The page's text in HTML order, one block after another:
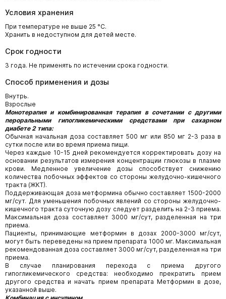
Условия хранения
При температуре не выше 25 °С.
Хранить в недоступном для детей месте.
Срок годности
3 года. Не применять по истечении срока годности.
Способ применения и дозы
Внутрь.
Взрослые
Монотерапия и комбинированная терапия в сочетании с другими
пероральными гипогликемическими средствами при сахарном
диабете 2 типа:
Обычная начальная доза составляет 500 мг или 850 мг 2-3 раза в
сутки после или во время приема пищи.
Через каждые 10-15 дней рекомендуется корректировать дозу на
основании результатов измерения концентрации глюкозы в плазме
крови. Медленное увеличение дозы способствует снижению
количества побочных эффектов со стороны желудочно-кишечного
тракта (ЖКТ).
Поддерживающая доза метформина обычно составляет 1500-2000
мг/сут. Для уменьшения побочных явлений со стороны желудочно-
кишечного тракта суточную дозу следует разделить на 2-3 приема.
Максимальная доза составляет 3000 мг/сут, разделенная на три
приема.
Пациенты, принимающие метформин в дозах 2000-3000 мг/сут,
могут быть переведены на прием препарата 1000 мг. Максимальная
рекомендованная доза составляет 3000 мг/сут, разделенная на три
приема.
В случае планирования перехода с приема другого
гипогликемического средства: необходимо прекратить прием
другого средства и начать прием препарата Метформин в дозе,
указанной выше.